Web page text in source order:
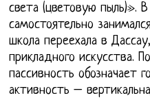
света (цветовую пыль)».
самостоятельно
школа переехала в
прикладного искусства.
пассивность обозначает
активность –